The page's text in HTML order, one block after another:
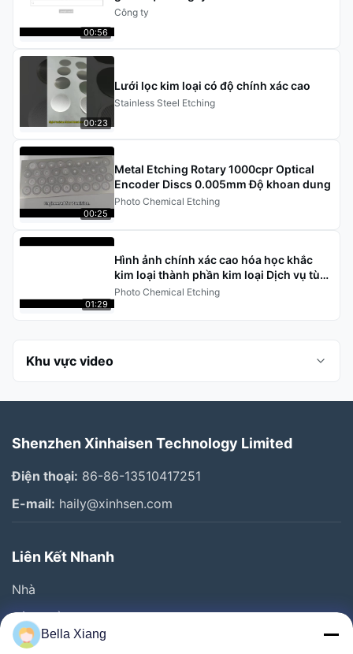
00:56
Công ty
00:23
Lưới lọc kim loại có độ chính xác cao
Stainless Steel Etching
00:25
Metal Etching Rotary 1000cpr Optical
Encoder Discs 0.005mm Độ khoan dung
Photo Chemical Etching
01:29
Hình ảnh chính xác cao hóa học khắc
kim loại thành phần kim loại Dịch vụ tùy
chỉnh
Photo Chemical Etching
Khu vực video
Photo Chemical Etching
Stainless Steel Etching
lưới lọc
tấm dòng chảy
Công ty
Shenzhen Xinhaisen Technology Limited
Điện thoại: 86-86-13510417251
E-mail: haily@xinhsen.com
Liên Kết Nhanh
Nhà
Sản Phẩm
Video
Bella Xiang